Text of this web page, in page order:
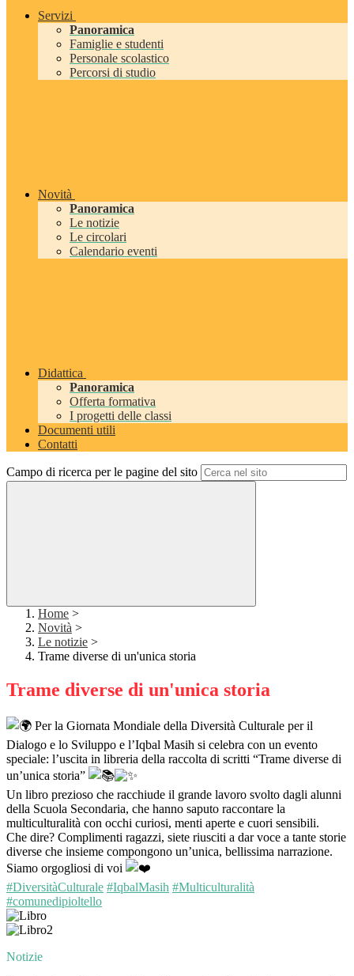
Servizi
Panoramica
Famiglie e studenti
Personale scolastico
Percorsi di studio
Novità
Panoramica
Le notizie
Le circolari
Calendario eventi
Didattica
Panoramica
Offerta formativa
I progetti delle classi
Documenti utili
Contatti
Campo di ricerca per le pagine del sito
Home >
Novità >
Le notizie >
Trame diverse di un'unica storia
Trame diverse di un'unica storia
Per la Giornata Mondiale della Diversità Culturale per il
Dialogo e lo Sviluppo e l’Iqbal Masih si celebra con un evento
speciale: l’uscita in libreria della raccolta di scritti “Trame diverse di
un’unica storia”
Un libro prezioso che racchiude il grande lavoro svolto dagli alunni
della Scuola Secondaria, che hanno saputo raccontare la
multiculturalità con occhi curiosi, menti aperte e cuori sensibili.
Che dire? Complimenti ragazzi, siete riusciti a dar voce a tante storie
diverse che insieme compongono un’unica, bellissima narrazione.
Siamo orgogliosi di voi
#DiversitàCulturale #IqbalMasih #Multiculturalità
#comunedipioltello
Notizie